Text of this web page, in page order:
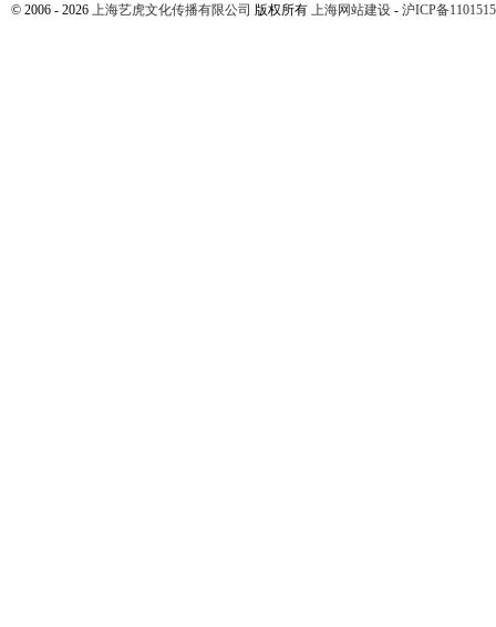
© 2006 - 2026 上海艺虎文化传播有限公司 版权所有 上海网站建设 - 沪ICP备